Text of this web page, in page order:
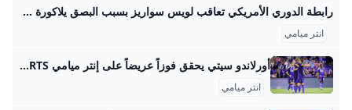
رابطة الدوري الأمريكي تعاقب لويس سواريز بسبب البصق يلاكورة وقعت رابطة الدوري الأمريكي، عقوبة إيقاف جديدة على لويس سواريز لاعب إنتر ميامي، بعد المشاجرة مع أعضاء فريق سياتل ساوندرز، أدت إلى البصق. مباريات الغد كتب - محمد الحاوي 11:16 م 08/09/2025 واقعة بصق لويس سواريز تابعنا على وقعت رابطة الدوري الأمريكي، عقوبة إيقاف جديدة على لويس سواريز لاعب إنتر ميامي، بعد المشاجرة مع أعضاء فريق سياتل ساوندرز، أدت إلى البصق. إنتر ميامي خسر مباراة ضد سياتل ساوندرز (0-3)، في مباراة أقيمت الأسبوع الماضي، والتي شهدت حدوث مشاجرة بعد اللقاء، قام خلالها لويس سواريز بالبصق على مدرب الفريق المكسيكي.
انتر ميامي
أورلاندو سيتي يحقق فوزاً عريضاً على إنتر ميامي beIN SPORTS ‘خسر إنتر ميامي بغياب نجمه الأرجنتيني ليونيل ميسي ديربي فلوريدا أمام جاره اللدود مضيفه أورلاندو سيتي أس سي 1-4 على ملعب “إنتر أند كو ستاديوم” الأحد، أمام أكثر من 25 ألف متفرج في الدوري الأميركي لكرة القدم (أم أل أس).’ خسر إنتر ميامي بغياب نجمه الأرجنتيني ليونيل ميسي ديربي فلوريدا أمام جاره اللدود مضيفه أورلاندو سيتي أس سي 1-4 على ملعب “إنتر أند كو ستاديوم” الأحد، أمام أكثر من 25 ألف متفرج في الدوري الأميركي لكرة القدم (أم أل أس).
انتر ميامي